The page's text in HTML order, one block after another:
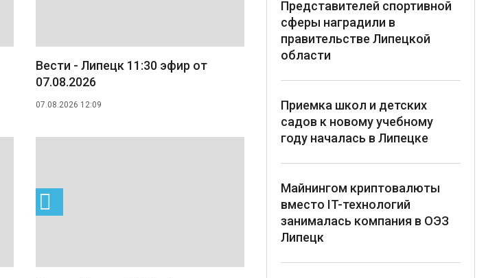
Вести - Липецк 11:30 эфир от
07.08.2026
07.08.2026 12:09
Представителей спортивной
сферы наградили в
правительстве Липецкой
области
Приемка школ и детских
садов к новому учебному
году началась в Липецке
Майнингом криптовалюты
вместо IT-технологий
занималась компания в ОЭЗ
Липецк